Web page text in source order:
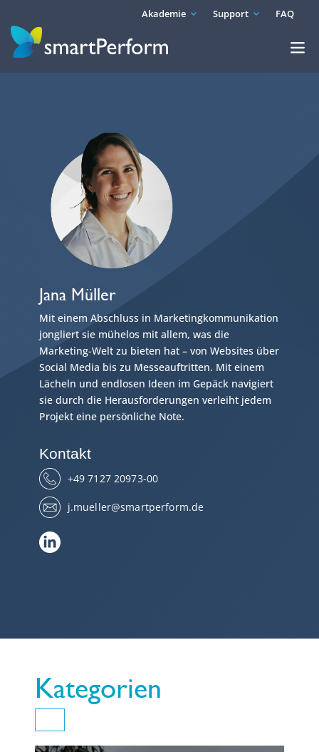
Akademie Support FAQ
Jana Müller
Mit einem Abschluss in Marketingkommunikation
jongliert sie mühelos mit allem, was die
Marketing-Welt zu bieten hat – von Websites über
Social Media bis zu Messeauftritten. Mit einem
Lächeln und endlosen Ideen im Gepäck navigiert
sie durch die Herausforderungen verleiht jedem
Projekt eine persönliche Note.
Kontakt
+49 7127 20973-00
j.mueller@smartperform.de
Kategorien